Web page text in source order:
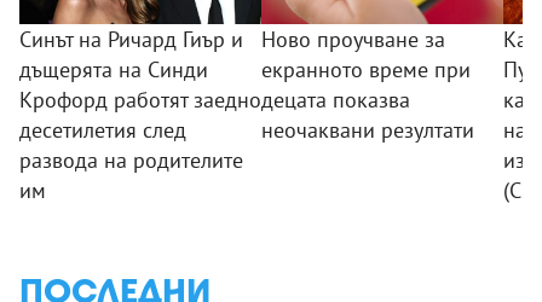
Синът на Ричард Гиър и
дъщерята на Синди
Крофорд работят заедно
десетилетия след
развода на родителите
им
Ново проучване за
екранното време при
децата показва
неочаквани резултати
ПОСЛЕДНИ